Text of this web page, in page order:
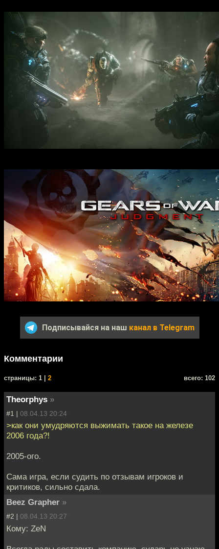
Подписывайся на наш канал в Telegram
Комментарии
cтраницы: 1 | 2 всего: 102
Theorphys »
#1 | 08.04.13 20:24
>как они умудряются выжимать такое на железе
2006 года?!
2005-ого.
Сама игра, если судить по отзывам игроков и
критиков, сильно сдала.
Beez Grapher »
#2 | 08.04.13 20:27
Кому: ZeN